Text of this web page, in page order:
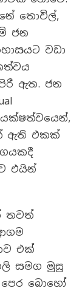
තොවිල්,
ජන
වඩා
ඇත. ජන
යක්ෂත්වයෙන්,
ඇති එකක්
එයින්
තවත්
එක්
සමග මුසු
පෙර බොහෝ